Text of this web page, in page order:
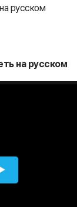
русском
на русском